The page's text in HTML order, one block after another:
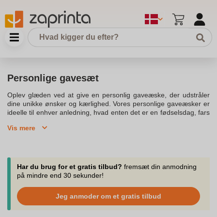
Personlige gavesæt
Oplev glæden ved at give en personlig gaveæske, der udstråler
dine unikke ønsker og kærlighed. Vores personlige gaveæsker er
ideelle til enhver anledning, hvad enten det er en fødselsdag, fars
gavesæt falder altid i god jord og gør gaven endnu mere speciel.
mellem et udvalg af luksus og lækre produkter, der vil gøre
enhver gave til en personlig oplevelse. Tilføj et personligt præg
ved at inkludere dine egne billeder og tekst på æsken. Dette gør,
modtageren. Uanset om du ønsker at overraske et familiemedlem
eller en kæreste, kan du altid finde den perfekte gave til enhver
lejlighed.Gør gaven endnu mere mindeværdig ved at vælge en
Vis mere
Har du brug for et gratis tilbud? fremsæt din anmodning
på mindre end 30 sekunder!
Jeg anmoder om et gratis tilbud